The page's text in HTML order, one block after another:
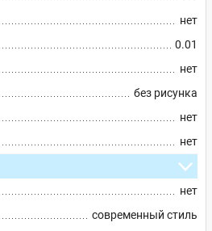
нет
0.01
нет
без рисунка
нет
нет
нет
современный стиль